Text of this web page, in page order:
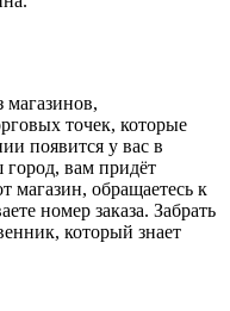
магазинов,
точек, которые
появится у вас в
город, вам придёт
магазин, обращаетесь к
номер заказа. Забрать
который знает